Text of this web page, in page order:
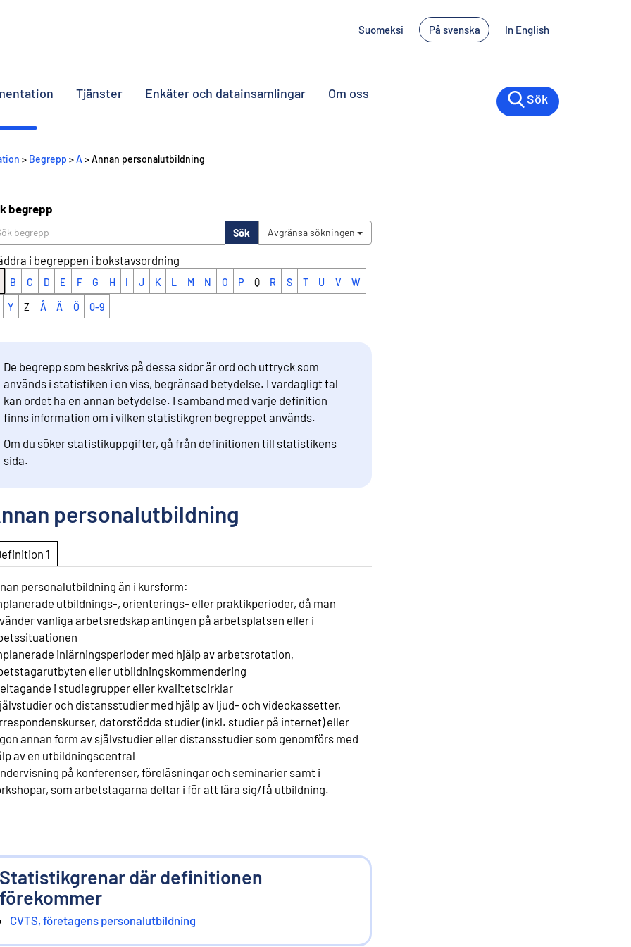
Suomeksi På svenska In English
Tjänster Enkäter och datainsamlingar Om oss Sök
> Begrepp >A > Annan personalutbildning
begrepp
Sök Avgränsa sökningen
i begreppen i bokstavsordning
B C D E F G H I J K L M N O P Q R S T U V W
Y Z Å Ä Ö 0-9
De begrepp som beskrivs på dessa sidor är ord och uttryck som
används i statistiken i en viss, begränsad betydelse. I vardagligt tal
kan ordet ha en annan betydelse. I samband med varje definition
finns information om i vilken statistikgren begreppet används.
Om du söker statistikuppgifter, gå från definitionen till statistikens
sida.
personalutbildning
Definition 1
personalutbildning än i kursform:
utbildnings-, orienterings- eller praktikperioder, då man
vanliga arbetsredskap antingen på arbetsplatsen eller i
inlärningsperioder med hjälp av arbetsrotation,
eller utbildningskommendering
i studiegrupper eller kvalitetscirklar
och distansstudier med hjälp av ljud- och videokassetter,
datorstödda studier (inkl. studier på internet) eller
annan form av självstudier eller distansstudier som genomförs med
av en utbildningscentral
på konferenser, föreläsningar och seminarier samt i
som arbetstagarna deltar i för att lära sig/få utbildning.
Statistikgrenar där definitionen
förekommer
CVTS, företagens personalutbildning